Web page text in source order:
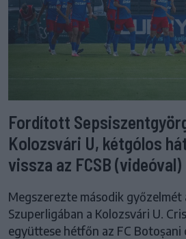
Fordított
Kolozsvári U, kétgólos
vissza az FCSB (videóval)
Megszerezte második győzelmét
Szuperligában a Kolozsvári U.
együttese hétfőn az FC Botoșani